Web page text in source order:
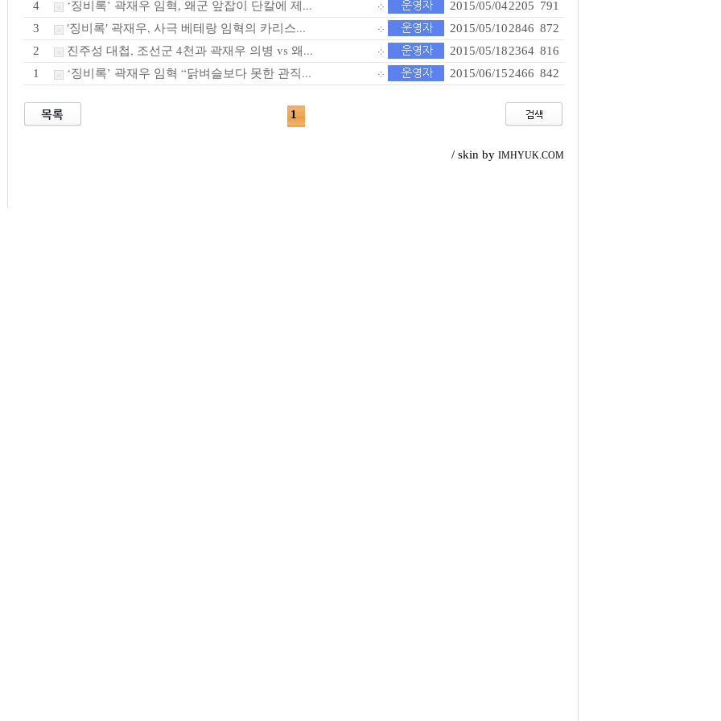
4 ‘징비록’ 곽재우 임혁, 왜군 앞잡이 단칼에 제... 2015/05/042205 791
3
′징비록′ 곽재우, 사극 베테랑 임혁의 카리스... 2015/05/102846 872
2
진주성 대첩, 조선군 4천과 곽재우 의병 vs 왜... 2015/05/182364 816
1
‘징비록’ 곽재우 임혁 “닭벼슬보다 못한 관직... 2015/06/152466 842
1
/ skin by IMHYUK.COM